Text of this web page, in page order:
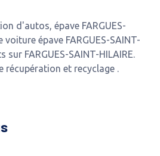
d'autos, épave FARGUES-
voiture épave FARGUES-SAINT-
sur FARGUES-SAINT-HILAIRE.
récupération et recyclage .